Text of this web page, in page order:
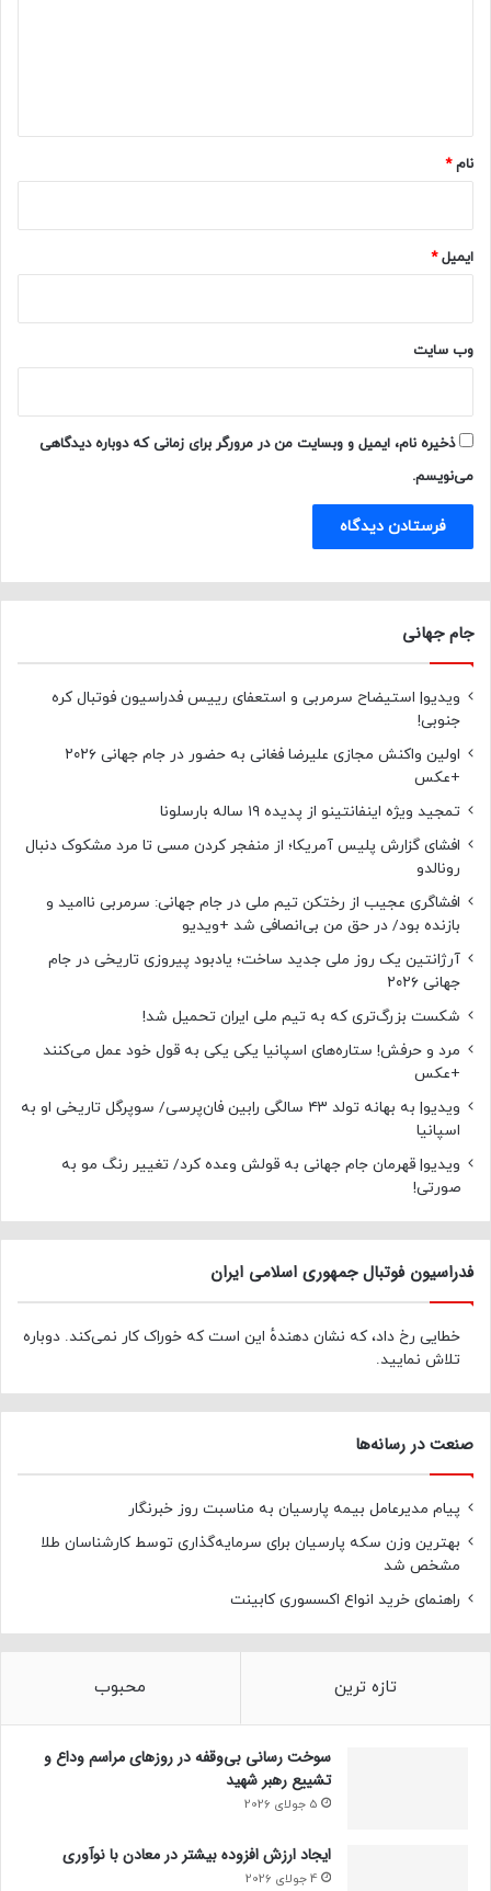
نام*
ایمیل*
وب‌ سایت
ذخیره نام، ایمیل و وبسایت من در مرورگر برای زمانی که دوباره دیدگاهی
می‌نویسم.
جام جهانی
ویدیو| استیضاح سرمربی و استعفای رییس فدراسیون فوتبال کره
جنوبی!
اولین واکنش مجازی علیرضا فغانی به حضور در جام جهانی ۲۰۲۶
+عکس
تمجید ویژه اینفانتینو از پدیده ۱۹ ساله بارسلونا
افشای گزارش پلیس آمریکا؛ از منفجر کردن مسی تا مرد مشکوک دنبال
رونالدو
افشاگری عجیب از رختکن تیم ملی در جام جهانی: سرمربی ناامید و
بازنده بود/ در حق من بی‌انصافی شد +ویدیو
آرژانتین یک روز ملی جدید ساخت؛ یادبود پیروزی تاریخی در جام
جهانی ۲۰۲۶
شکست بزرگ‌تری که به تیم ملی ایران تحمیل شد!
مرد و حرفش! ستاره‌های اسپانیا یکی یکی به قول خود عمل می‌کنند
+عکس
ویدیو| به بهانه تولد ۴۳ سالگی رابین فان‌پرسی/ سوپرگل تاریخی او به
اسپانیا
ویدیو| قهرمان جام جهانی به قولش وعده کرد/ تغییر رنگ مو به
صورتی!
فدراسیون فوتبال جمهوری اسلامی ایران
خطایی رخ داد، که نشان دهندهٔ این است که خوراک کار نمی‌کند. دوباره
تلاش نمایید.
صنعت در رسانه‌ها
پیام مدیرعامل بیمه پارسیان به مناسبت روز خبرنگار
بهترین وزن سکه پارسیان برای سرمایه‌گذاری توسط کارشناسان طلا
مشخص شد
راهنمای خرید انواع اکسسوری کابینت
تازه ترین محبوب
سوخت رسانی بی‌وقفه در روز‌های مراسم وداع و
تشییع رهبر شهید
5 جولای 2026
ایجاد ارزش افزوده بیشتر در معادن با نوآوری
4 جولای 2026